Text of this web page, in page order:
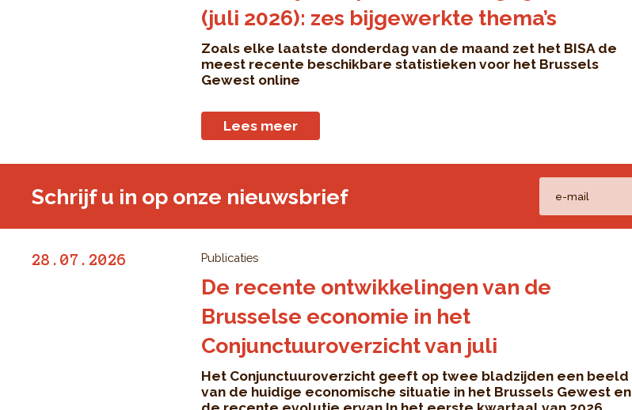
Schrijf u in op onze nieuwsbrief
(juli 2026): zes bijgewerkte thema’s
Zoals elke laatste donderdag van de maand zet het BISA de
meest recente beschikbare statistieken voor het Brussels
Gewest online
Lees meer
28.07.2026 Publicaties
De recente ontwikkelingen van de
Brusselse economie in het
Conjunctuuroverzicht van juli
Het Conjunctuuroverzicht geeft op twee bladzijden een beeld
van de huidige economische situatie in het Brussels Gewest en